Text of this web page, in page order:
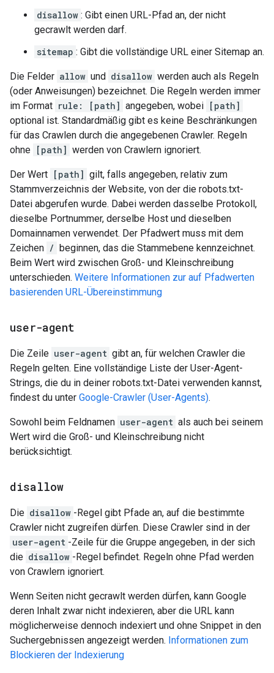
disallow : Gibt einen URL-Pfad an, der nicht
gecrawlt werden darf.
sitemap : Gibt die vollständige URL einer Sitemap an.
Die Felder allow und disallow werden auch als Regeln
(oder Anweisungen) bezeichnet. Die Regeln werden immer
im Format rule: [path] angegeben, wobei [path]
optional ist. Standardmäßig gibt es keine Beschränkungen
für das Crawlen durch die angegebenen Crawler. Regeln
ohne [path] werden von Crawlern ignoriert.
Der Wert [path] gilt, falls angegeben, relativ zum
Stammverzeichnis der Website, von der die robots.txt-
Datei abgerufen wurde. Dabei werden dasselbe Protokoll,
dieselbe Portnummer, derselbe Host und dieselben
Domainnamen verwendet. Der Pfadwert muss mit dem
Zeichen / beginnen, das die Stammebene kennzeichnet.
Beim Wert wird zwischen Groß- und Kleinschreibung
unterschieden. Weitere Informationen zur auf Pfadwerten
basierenden URL-Übereinstimmung
user-agent
Die Zeile user-agent gibt an, für welchen Crawler die
Regeln gelten. Eine vollständige Liste der User-Agent-
Strings, die du in deiner robots.txt-Datei verwenden kannst,
findest du unter Google-Crawler (User-Agents).
Sowohl beim Feldnamen user-agent als auch bei seinem
Wert wird die Groß- und Kleinschreibung nicht
berücksichtigt.
disallow
Die disallow -Regel gibt Pfade an, auf die bestimmte
Crawler nicht zugreifen dürfen. Diese Crawler sind in der
user-agent -Zeile für die Gruppe angegeben, in der sich
die disallow -Regel befindet. Regeln ohne Pfad werden
von Crawlern ignoriert.
Wenn Seiten nicht gecrawlt werden dürfen, kann Google
deren Inhalt zwar nicht indexieren, aber die URL kann
möglicherweise dennoch indexiert und ohne Snippet in den
Suchergebnissen angezeigt werden. Informationen zum
Blockieren der Indexierung